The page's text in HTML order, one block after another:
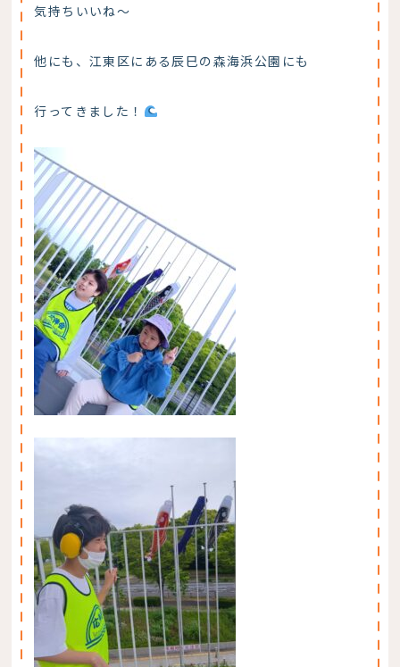
気持ちいいね～
他にも、江東区にある辰巳の森海浜公園にも
行ってきました！